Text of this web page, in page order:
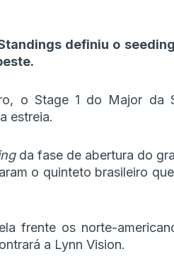
definiu o
o Stage 1 do Major da
estreia.
da fase de abertura do
o quinteto brasileiro
frente os norte-
a Lynn Vision.